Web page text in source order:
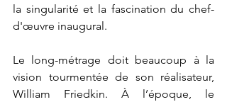
la singularité et la fascination du chef-
d'œuvre inaugural.
Le long-métrage doit beaucoup à la
vision tourmentée de son réalisateur,
William Friedkin. À l’époque, le